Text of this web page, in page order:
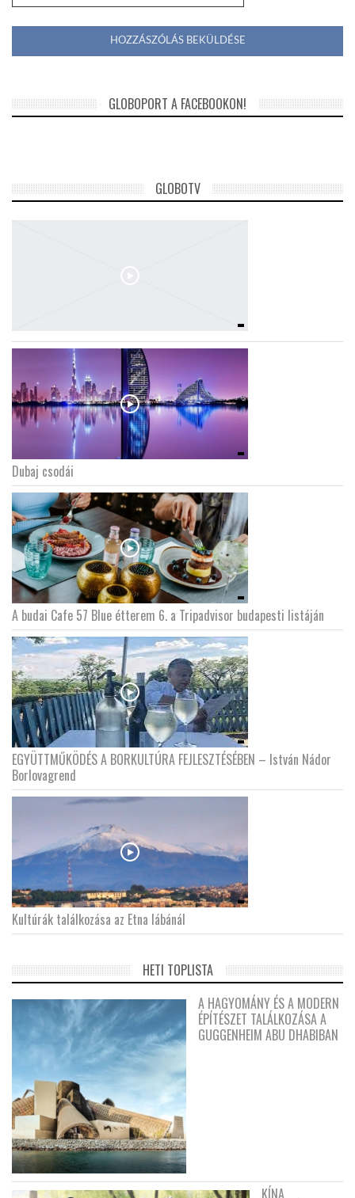
GLOBOPORT A FACEBOOKON!
GLOBOTV
Dubaj csodái
A budai Cafe 57 Blue étterem 6. a Tripadvisor budapesti listáján
EGYÜTTMŰKÖDÉS A BORKULTÚRA FEJLESZTÉSÉBEN – István Nádor
Borlovagrend
Kultúrák találkozása az Etna lábánál
HETI TOPLISTA
A HAGYOMÁNY ÉS A MODERN
ÉPÍTÉSZET TALÁLKOZÁSA A
GUGGENHEIM ABU DHABIBAN